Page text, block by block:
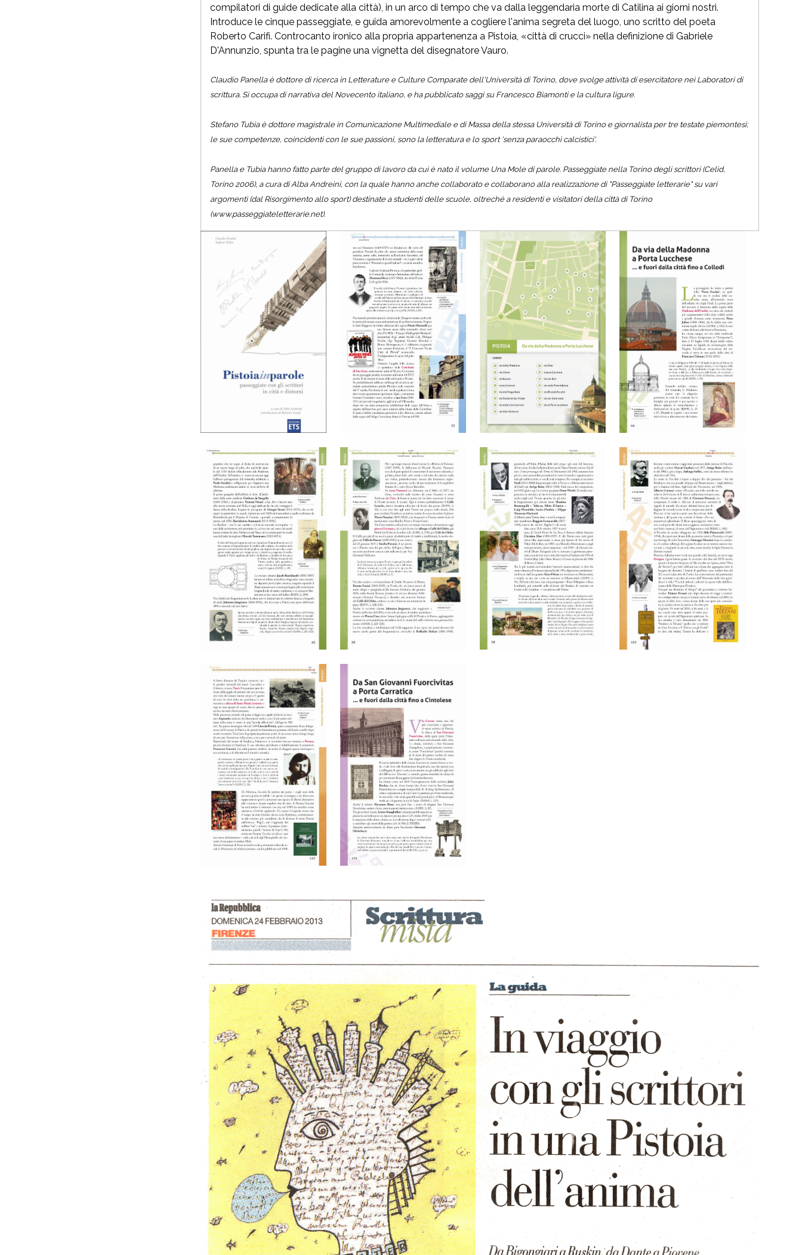
compilatori di guide dedicate alla città), in un arco di tempo che va dalla leggendaria morte di Catilina ai giorni nostri.
Introduce le cinque passeggiate, e guida amorevolmente a cogliere l'anima segreta del luogo, uno scritto del poeta
Roberto Carifi. Controcanto ironico alla propria appartenenza a Pistoia, «città di crucci» nella definizione di Gabriele
D'Annunzio, spunta tra le pagine una vignetta del disegnatore Vauro.
Claudio Panella è dottore di ricerca in Letterature e Culture Comparate dell'Università di Torino, dove svolge attività di esercitatore nei Laboratori di
scrittura. Si occupa di narrativa del Novecento italiano, e ha pubblicato saggi su Francesco Biamonti e la cultura ligure.
Stefano Tubia è dottore magistrale in Comunicazione Multimediale e di Massa della stessa Università di Torino e giornalista per tre testate piemontesi;
le sue competenze, coincidenti con le sue passioni, sono la letteratura e lo sport 'senza paraocchi calcistici'.
Panella e Tubia hanno fatto parte del gruppo di lavoro da cui è nato il volume Una Mole di parole. Passeggiate nella Torino degli scrittori(Celid,
Torino 2006), a cura di Alba Andreini, con la quale hanno anche collaborato e collaborano alla realizzazione di "Passeggiate letterarie" su vari
argomenti (dal Risorgimento allo sport) destinate a studenti delle scuole, oltreché a residenti e visitatori della città di Torino
(www.passeggiateletterarie.net).